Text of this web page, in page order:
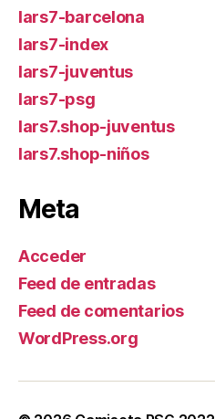
lars7-barcelona
lars7-index
lars7-juventus
lars7-psg
lars7.shop-juventus
lars7.shop-niños
Meta
Acceder
Feed de entradas
Feed de comentarios
WordPress.org